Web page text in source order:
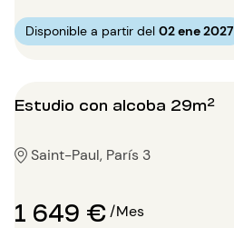
Disponible a partir del 02 ene 2027
Estudio con alcoba 29m²
Saint-Paul, París 3
1 649 €/Mes